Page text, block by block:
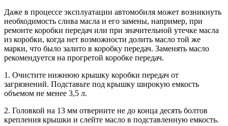
Даже в процессе эксплуатации автомобиля может возникнуть
необходимость слива масла и его замены, например, при
ремонте коробки передач или при значительной утечке масла
из коробки, когда нет возможности долить масло той же
марки, что было залито в коробку передач. Заменять масло
рекомендуется на прогретой коробке передач.
1. Очистите нижнюю крышку коробки передач от
загрязнений. Подставьте под крышку широкую емкость
объемом не менее 3,5 л.
2. Головкой на 13 мм отверните не до конца десять болтов
крепления крышки и слейте масло в подставленную емкость.